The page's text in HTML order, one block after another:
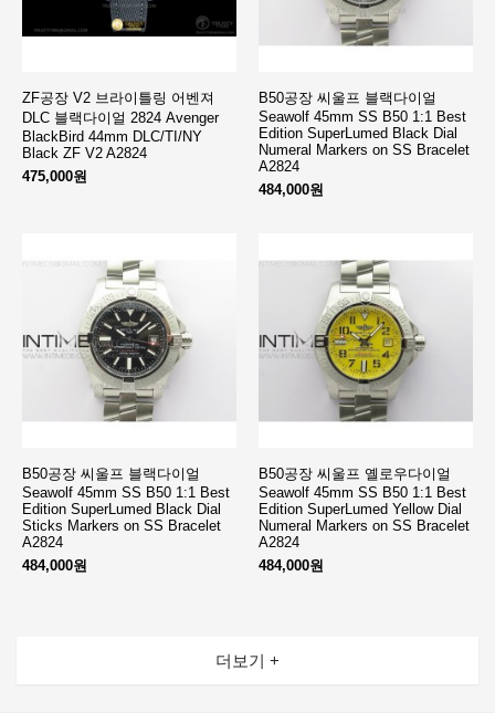
ZF공장 V2 브라이틀링 어벤져
DLC 블랙다이얼 2824 Avenger
BlackBird 44mm DLC/TI/NY
Black ZF V2 A2824
475,000원
B50공장 씨울프 블랙다이얼
Seawolf 45mm SS B50 1:1 Best
Edition SuperLumed Black Dial
Numeral Markers on SS Bracelet
A2824
484,000원
B50공장 씨울프 블랙다이얼
Seawolf 45mm SS B50 1:1 Best
Edition SuperLumed Black Dial
Sticks Markers on SS Bracelet
A2824
484,000원
B50공장 씨울프 옐로우다이얼
Seawolf 45mm SS B50 1:1 Best
Edition SuperLumed Yellow Dial
Numeral Markers on SS Bracelet
A2824
484,000원
더보기 +